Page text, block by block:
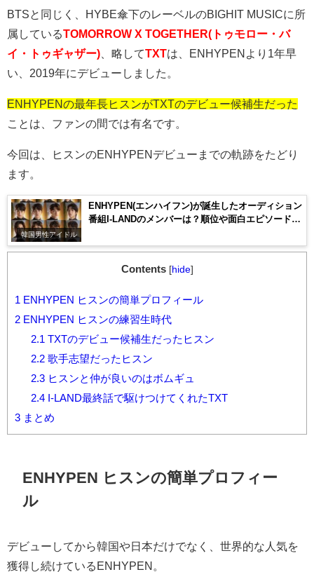
BTS と同じく、 HYBE傘下のレーベルのBIGHIT MUSICに所
属しているTOMORROW X TOGETHER(トゥモロー・バ
イ・トゥギャザー) 、略してTXTは、 ENHYPEN より 1年早
い、 2019年にデビューしました。
ENHYPENの最年長ヒスンがTXTのデビュー候補生だった
ことは、ファンの間では有名です。
今回は、ヒスンのENHYPENデビューまでの軌跡をたどり
ます。
韓国男性アイドル
ENHYPEN(エンハイフン)が誕生したオーディション
番組I-LANDのメンバーは？順位や面白エピソードを
Contents [hide]
1 ENHYPEN ヒスンの簡単プロフィール
2 ENHYPEN ヒスンの練習生時代
2.1 TXTのデビュー候補生だったヒスン
2.2歌手志望だったヒスン
2.3ヒスンと仲が良いのはボムギュ
2.4I-LAND最終話で駆けつけてくれたTXT
3 まとめ
ENHYPEN ヒスンの簡単プロフィー
ル
デビューしてから韓国や日本だけでなく、世界的な人気を
獲得し続けている ENHYPEN